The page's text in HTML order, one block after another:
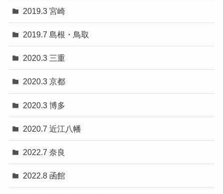
2019.3 宮崎
2019.7 島根・鳥取
2020.3 三重
2020.3 京都
2020.3 博多
2020.7 近江八幡
2022.7 奈良
2022.8 函館